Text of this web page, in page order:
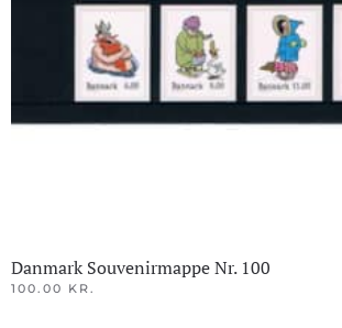
Danmark Souvenirmappe Nr. 100
100.00 KR.